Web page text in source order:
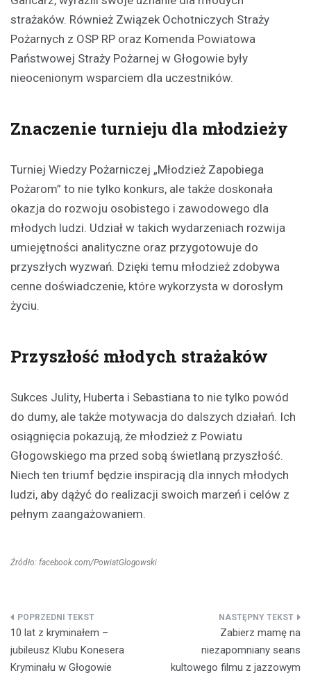
strażaków. Również Związek Ochotniczych Straży
Pożarnych z OSP RP oraz Komenda Powiatowa
Państwowej Straży Pożarnej w Głogowie były
nieocenionym wsparciem dla uczestników.
Znaczenie turnieju dla młodzieży
Turniej Wiedzy Pożarniczej „Młodzież Zapobiega
Pożarom” to nie tylko konkurs, ale także doskonała
okazja do rozwoju osobistego i zawodowego dla
młodych ludzi. Udział w takich wydarzeniach rozwija
umiejętności analityczne oraz przygotowuje do
przyszłych wyzwań. Dzięki temu młodzież zdobywa
cenne doświadczenie, które wykorzysta w dorosłym
życiu.
Przyszłość młodych strażaków
Sukces Julity, Huberta i Sebastiana to nie tylko powód
do dumy, ale także motywacja do dalszych działań. Ich
osiągnięcia pokazują, że młodzież z Powiatu
Głogowskiego ma przed sobą świetlaną przyszłość.
Niech ten triumf będzie inspiracją dla innych młodych
ludzi, aby dążyć do realizacji swoich marzeń i celów z
pełnym zaangażowaniem.
Źródło: facebook.com/PowiatGlogowski
Nawigacja
wpisu
10 lat z kryminałem –
jubileusz Klubu Konesera
Kryminału w Głogowie
Zabierz mamę na
niezapomniany seans
kultowego filmu z jazzowym